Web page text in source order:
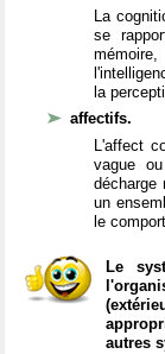
La
se
la
affectifs.
L'affect
vague
décharge
un
le
Le
autres